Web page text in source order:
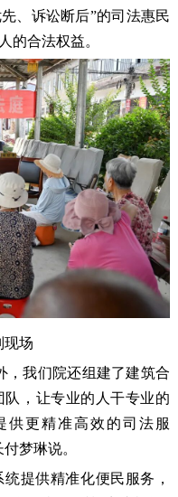
、诉讼断后”的司法惠民
的合法权益。
现场
，我们院还组建了建筑合
，让专业的人干专业的
供更精准高效的司法服
梦琳说。
提供精准化便民服务，